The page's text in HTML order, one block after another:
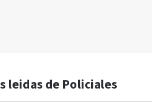
leidas de Policiales